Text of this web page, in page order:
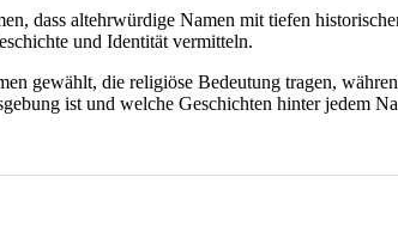
dass altehrwürdige Namen mit tiefen
und Identität vermitteln.
gewählt, die religiöse Bedeutung tragen,
ist und welche Geschichten hinter jedem